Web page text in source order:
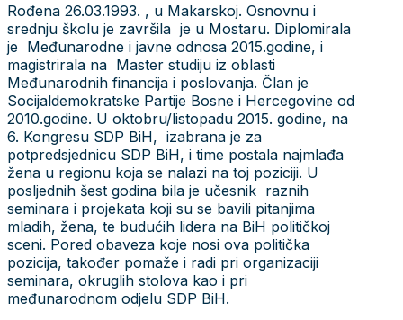
Rođena 26.03.1993. , u Makarskoj. Osnovnu i
srednju školu je završila je u Mostaru. Diplomirala
je Međunarodne i javne odnosa 2015.godine, i
magistrirala na Master studiju iz oblasti
Međunarodnih financija i poslovanja. Član je
Socijaldemokratske Partije Bosne i Hercegovine od
2010.godine. U oktobru/listopadu 2015. godine, na
6. Kongresu SDP BiH, izabrana je za
potpredsjednicu SDP BiH, i time postala najmlađa
žena u regionu koja se nalazi na toj poziciji. U
posljednih šest godina bila je učesnik raznih
seminara i projekata koji su se bavili pitanjima
mladih, žena, te budućih lidera na BiH političkoj
sceni. Pored obaveza koje nosi ova politička
pozicija, također pomaže i radi pri organizaciji
seminara, okruglih stolova kao i pri
međunarodnom odjelu SDP BiH.